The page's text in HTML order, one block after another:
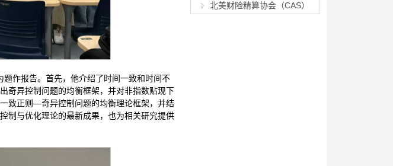
作报告。首先，他介绍了时间一致和时间不
奇异控制问题的均衡框架，并对非指数贴现下
致正则—奇异控制问题的均衡理论框架，并结
制与优化理论的最新成果，也为相关研究提供
北美财险精算协会（CAS）